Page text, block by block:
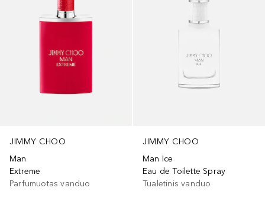
JIMMY CHOO
Man
Extreme
Parfumuotas vanduo
JIMMY CHOO
Man Ice
Eau de Toilette Spray
Tualetinis vanduo